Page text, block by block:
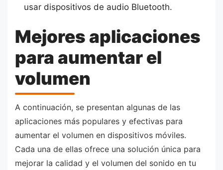
usar dispositivos de audio Bluetooth.
Mejores aplicaciones
para aumentar el
volumen
A continuación, se presentan algunas de las
aplicaciones más populares y efectivas para
aumentar el volumen en dispositivos móviles.
Cada una de ellas ofrece una solución única para
mejorar la calidad y el volumen del sonido en tu